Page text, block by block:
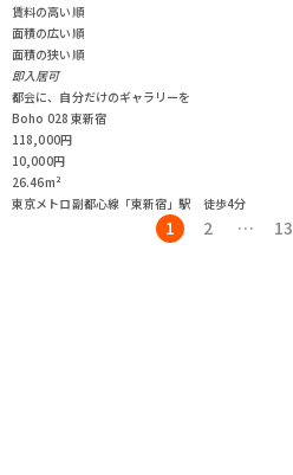
賃料の高い順
面積の広い順
面積の狭い順
即入居可
都会に、自分だけのギャラリーを
Boho 028 東新宿
118,000円
10,000円
26.46m²
東京メトロ副都心線「東新宿」駅 徒歩4分
1 2 … 13